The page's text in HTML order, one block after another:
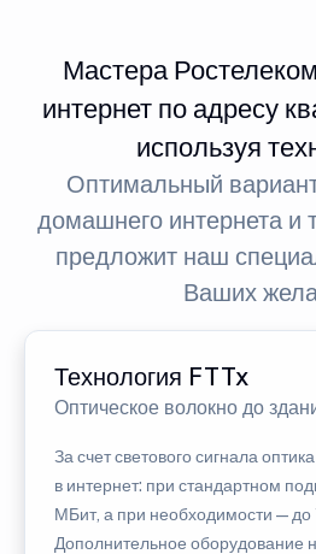
Мастера
интернет по адресу
используя
Оптимальный
домашнего интернета и
предложит наш
Ваших
Технология FTTx
Оптическое волокно до
За счет светового сигнала
в интернет: при стандартном
МБит, а при необходимости — до
Дополнительное оборудование